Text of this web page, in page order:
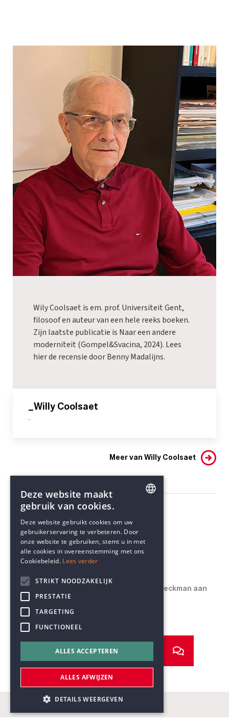
Wily Coolsaet is em. prof. Universiteit Gent,
filosoof en auteur van een hele reeks boeken.
Zijn laatste publicatie is Naar een andere
moderniteit (Gompel&Svacina, 2024). Lees
hierde recensie door Benny Madalijns.
_Willy Coolsaet
-
Meer van Willy Coolsaet
Vorige artikel
Doden dieren zichzelf?
Tiende brief van Johan Braeckman aan
Ronald Soetaert
DUTCH
Deze website maakt
gebruik van cookies.
Deze website gebruikt cookies om uw
gebruikerservaring te verbeteren. Door
onze website te gebruiken, stemt u in met
alle cookies in overeenstemming met ons
Cookiebeleid. Lees verder
STRIKT NOODZAKELIJK
PRESTATIE
TARGETING
FUNCTIONEEL
ALLES ACCEPTEREN
ALLES AFWIJZEN
DETAILS WEERGEVEN